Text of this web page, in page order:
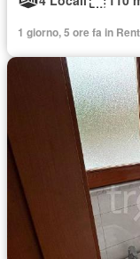
1 giorno, 5 ore fa in